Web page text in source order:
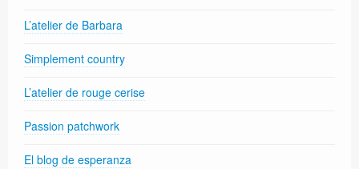
L’atelier de Barbara
Simplement country
L’atelier de rouge cerise
Passion patchwork
El blog de esperanza